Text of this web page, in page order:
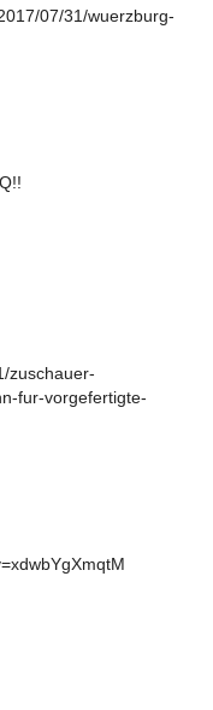
07/31/wuerzburg-
zuschauer-
fur-vorgefertigte-